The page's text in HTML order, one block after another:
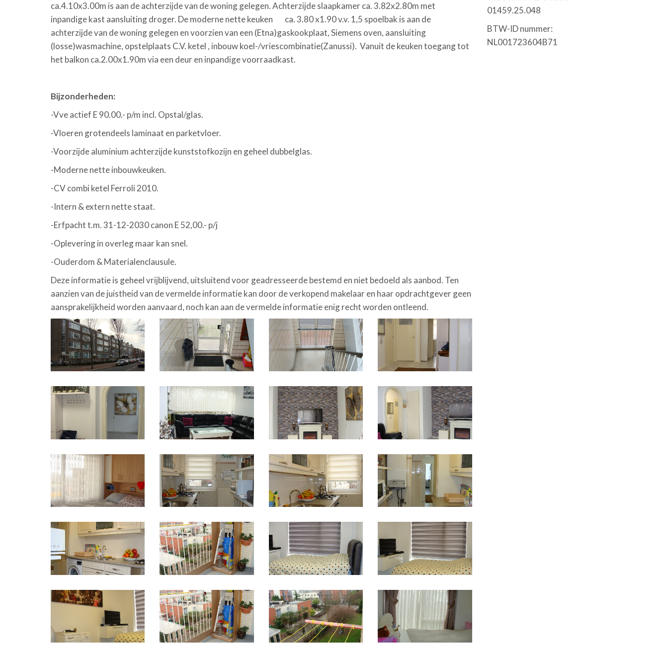
ca.4.10x3.00m is aan de achterzijde van de woning gelegen. Achterzijde slaapkamer ca. 3.82x2.80m met
inpandige kast aansluiting droger. De moderne nette keuken ca. 3.80 x1.90 v.v. 1,5 spoelbak is aan de
achterzijde van de woning gelegen en voorzien van een (Etna)gaskookplaat, Siemens oven, aansluiting
(losse)wasmachine, opstelplaats C.V. ketel , inbouw koel-/vriescombinatie(Zanussi). Vanuit de keuken toegang tot
het balkon ca.2.00x1.90m via een deur en inpandige voorraadkast.
Bijzonderheden:
-Vve actief E 90.00.- p/m incl. Opstal/glas.
-Vloeren grotendeels laminaat en parketvloer.
-Voorzijde aluminium achterzijde kunststofkozijn en geheel dubbelglas.
-Moderne nette inbouwkeuken.
-CV combi ketel Ferroli 2010.
-Intern & extern nette staat.
-Erfpacht t.m. 31-12-2030 canon E 52,00.- p/j
-Oplevering in overleg maar kan snel.
-Ouderdom & Materialenclausule.
Deze informatie is geheel vrijblijvend, uitsluitend voor geadresseerde bestemd en niet bedoeld als aanbod. Ten
aanzien van de juistheid van de vermelde informatie kan door de verkopend makelaar en haar opdrachtgever geen
aansprakelijkheid worden aanvaard, noch kan aan de vermelde informatie enig recht worden ontleend.
01459.25.048
BTW-ID nummer:
NL001723604B71